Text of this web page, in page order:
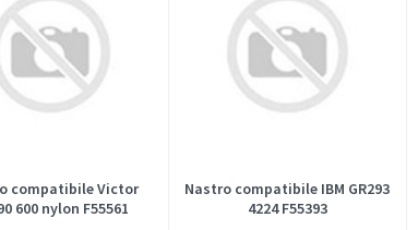
compatibile Victor
600 nylon F55561
Nastro compatibile IBM GR293
4224 F55393